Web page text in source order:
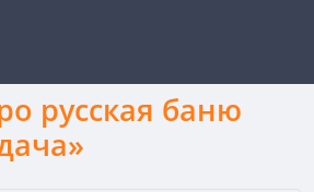
русская баню